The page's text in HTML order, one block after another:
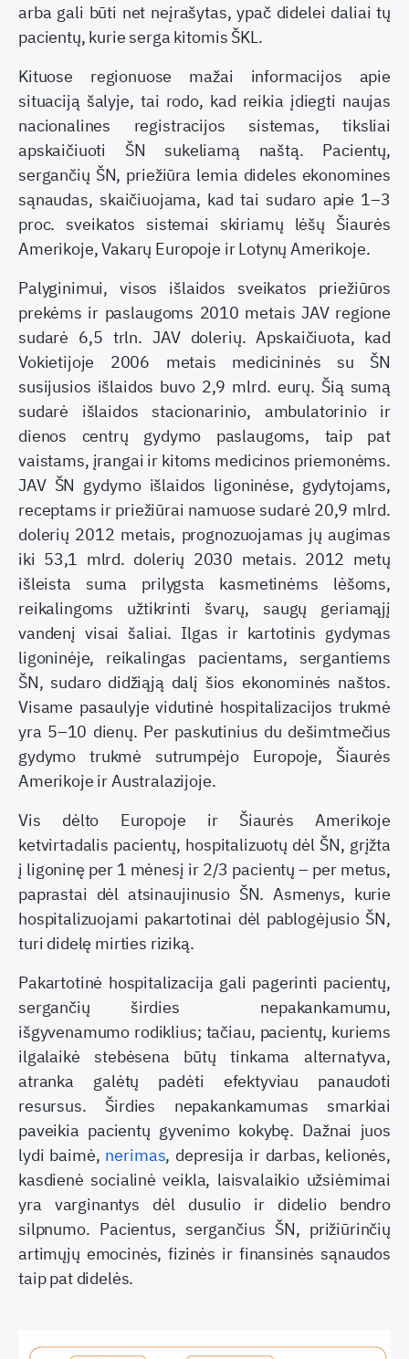
arba gali būti net neįrašytas, ypač didelei daliai tų
pacientų, kurie serga kitomis ŠKL.
Kituose regionuose mažai informacijos apie
situaciją šalyje, tai rodo, kad reikia įdiegti naujas
nacionalines registracijos sistemas, tiksliai
apskaičiuoti ŠN sukeliamą naštą. Pacientų,
sergančių ŠN, priežiūra lemia dideles ekonomines
sąnaudas, skaičiuojama, kad tai sudaro apie 1–3
proc. sveikatos sistemai skiriamų lėšų Šiaurės
Amerikoje, Vakarų Europoje ir Lotynų Amerikoje.
Palyginimui, visos išlaidos sveikatos priežiūros
prekėms ir paslaugoms 2010 metais JAV regione
sudarė 6,5 trln. JAV dolerių. Apskaičiuota, kad
Vokietijoje 2006 metais medicininės su ŠN
susijusios išlaidos buvo 2,9 mlrd. eurų. Šią sumą
sudarė išlaidos stacionarinio, ambulatorinio ir
dienos centrų gydymo paslaugoms, taip pat
vaistams, įrangai ir kitoms medicinos priemonėms.
JAV ŠN gydymo išlaidos ligoninėse, gydytojams,
receptams ir priežiūrai namuose sudarė 20,9 mlrd.
dolerių 2012 metais, prognozuojamas jų augimas
iki 53,1 mlrd. dolerių 2030 metais. 2012 metų
išleista suma prilygsta kasmetinėms lėšoms,
reikalingoms užtikrinti švarų, saugų geriamąjį
vandenį visai šaliai. Ilgas ir kartotinis gydymas
ligoninėje, reikalingas pacientams, sergantiems
ŠN, sudaro didžiąją dalį šios ekonominės naštos.
Visame pasaulyje vidutinė hospitalizacijos trukmė
yra 5–10 dienų. Per paskutinius du dešimtmečius
gydymo trukmė sutrumpėjo Europoje, Šiaurės
Amerikoje ir Australazijoje.
Vis dėlto Europoje ir Šiaurės Amerikoje
ketvirtadalis pacientų, hospitalizuotų dėl ŠN, grįžta
į ligoninę per 1 mėnesį ir 2/3 pacientų – per metus,
paprastai dėl atsinaujinusio ŠN. Asmenys, kurie
hospitalizuojami pakartotinai dėl pablogėjusio ŠN,
turi didelę mirties riziką.
Pakartotinė hospitalizacija gali pagerinti pacientų,
sergančių širdies nepakankamumu,
išgyvenamumo rodiklius; tačiau, pacientų, kuriems
ilgalaikė stebėsena būtų tinkama alternatyva,
atranka galėtų padėti efektyviau panaudoti
resursus. Širdies nepakankamumas smarkiai
paveikia pacientų gyvenimo kokybę. Dažnai juos
lydi baimė, nerimas, depresija ir darbas, kelionės,
kasdienė socialinė veikla, laisvalaikio užsiėmimai
yra varginantys dėl dusulio ir didelio bendro
silpnumo. Pacientus, sergančius ŠN, prižiūrinčių
artimųjų emocinės, fizinės ir finansinės sąnaudos
taip pat didelės.